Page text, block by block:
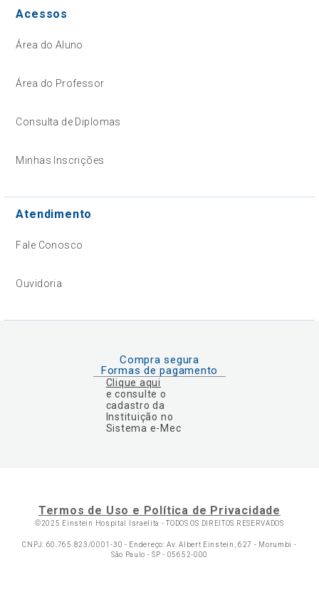
Acessos
Área do Aluno
Área do Professor
Consulta de Diplomas
Minhas Inscrições
Atendimento
Fale Conosco
Ouvidoria
Compra segura
Formas de pagamento
Clique aqui
e consulte o
cadastro da
Instituição no
Sistema e-Mec
Termos de Uso e Política de Privacidade
©2025 Einstein Hospital Israelita -TODOS OS DIREITOS RESERVADOS
CNPJ: 60.765.823/0001-30 - Endereço: Av. Albert Einstein, 627 - Morumbi -
São Paulo - SP - 05652-000